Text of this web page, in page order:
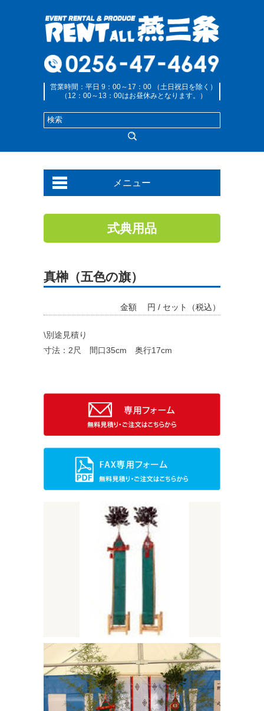
営業時間：平日 9：00～17：00 （土日祝日を除く）
（12：00～13：00はお昼休みとなります。）
メニュー
料金システム
レンタル規約
FC紹介
式典用品
真榊（五色の旗）
金額 円 / セット（税込）
\別途見積り
寸法：2尺 間口35cm 奥行17cm